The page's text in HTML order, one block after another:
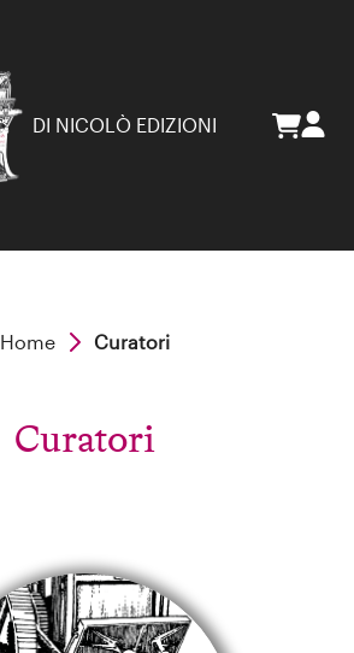
DI NICOLÒ EDIZIONI
Home Curatori
Curatori